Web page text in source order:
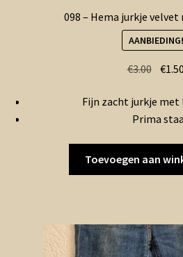
098 – Hema jurkje velvet
AANBIEDING!
€3.00
was:
€3.00.
€1.50
Fijn zacht jurkje met
Prima
Toevoegen aan